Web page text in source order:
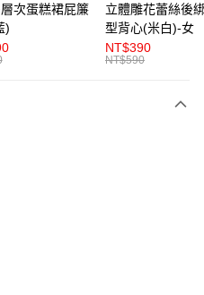
可結帳。
。
後，將跳轉至「AFTEE先享後付」
即可完成結帳。
簡訊。
方視為交易完成。
費，但若您需要取消訂單，請聯絡
運費
次蛋糕裙屁簾
)
立體雕花蕾絲後
型背心(米白)-女
NT$390
NT$590